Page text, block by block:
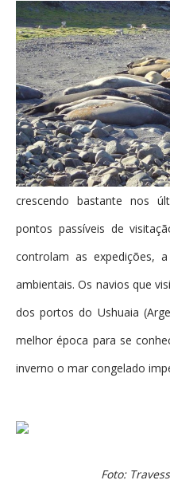
crescendo bastante nos
pontos passíveis de
controlam as expedições,
ambientais. Os navios que
dos portos do Ushuaia
melhor época para se
inverno o mar congelado
Foto: